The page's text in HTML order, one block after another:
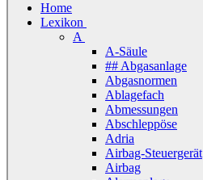
Home
Lexikon
A
A-Säule
## Abgasanlage
Abgasnormen
Ablagefach
Abmessungen
Abschleppöse
Adria
Airbag-Steuergerät
Airbag